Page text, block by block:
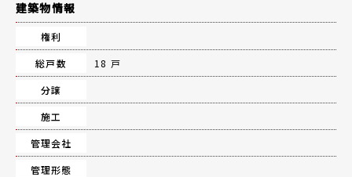
建築物情報
権利
総戸数
18 戸
分譲
施工
管理会社
管理形態